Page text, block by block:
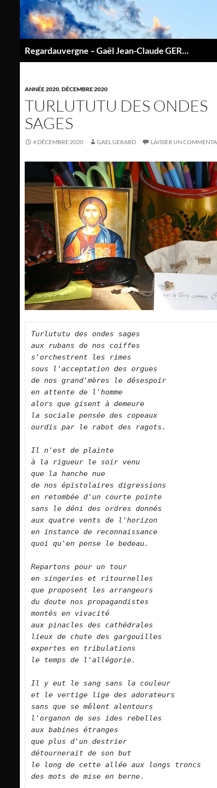
contenu
Regardauvergne – Gaël Jean-Claude GERARD
ANNÉE 2020,DÉCEMBRE 2020
TURLUTUTU DES ONDES
SAGES
4 DÉCEMBRE 2020 GAEL GERARD LAISSER UN
Turlututu des ondes sages
aux rubans de nos coiffes
s'orchestrent les rimes
sous l'acceptation des orgues
de nos grand'mères le désespoir
en attente de l'homme
alors que gisent à demeure
la sociale pensée des copeaux
ourdis par le rabot des ragots.
Il n'est de plainte
à la rigueur le soir venu
que la hanche nue
de nos épistolaires digressions
en retombée d'un courte pointe
sans le déni des ordres donnés
aux quatre vents de l'horizon
en instance de reconnaissance
quoi qu'en pense le bedeau.
Repartons pour un tour
en singeries et ritournelles
que proposent les arrangeurs
du doute nos propagandistes
montés en vivacité
aux pinacles des cathédrales
lieux de chute des gargouilles
expertes en tribulations
le temps de l'allégorie.
Il y eut le sang sans la couleur
et le vertige lige des adorateurs
sans que se mêlent alentours
l'organon de ses ides rebelles
aux babines étranges
que plus d'un destrier
détournerait de son but
le long de cette allée aux longs
des mots de mise en berne.